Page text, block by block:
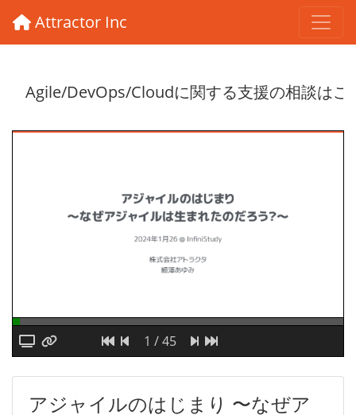
Attractor Inc
1 / 45
アジャイルのはじまり 〜なぜア